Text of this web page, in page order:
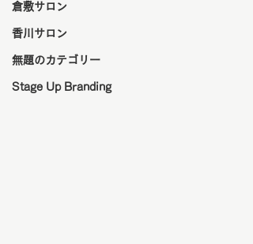
倉敷サロン
香川サロン
無題のカテゴリー
Stage Up Branding